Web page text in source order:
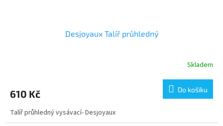
Desjoyaux Talíř průhledný
Skladem
610 Kč Do košíku
Talíř průhledný vysávací- Desjoyaux